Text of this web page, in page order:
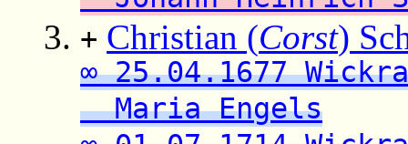
+ Christian (Corst)
∞ 25.04.1677
Maria Engels